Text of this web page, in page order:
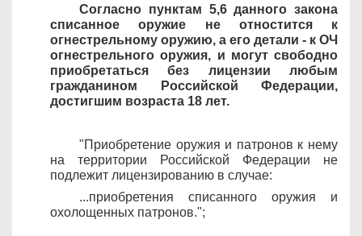
Согласно пунктам 5,6 данного закона
списанное оружие не отностится к
огнестрельному оружию, а его детали - к ОЧ
огнестрельного оружия, и могут свободно
приобретаться без лицензии любым
гражданином Российской Федерации,
достигшим возраста 18 лет.
"Приобретение оружия и патронов к нему
на территории Российской Федерации не
подлежит лицензированию в случае:
...приобретения списанного оружия и
охолощенных патронов.";